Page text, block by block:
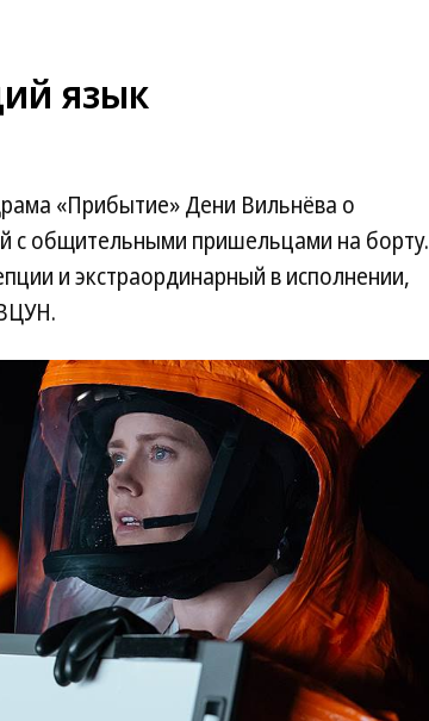
язык
«Прибытие» Дени Вильнёва о
с общительными пришельцами на борту.
и экстраординарный в исполнении,